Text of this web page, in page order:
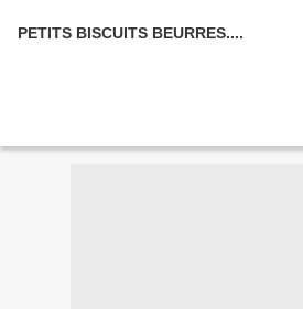
PETITS BISCUITS BEURRES....